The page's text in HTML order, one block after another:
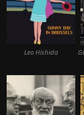
Leo Hishida